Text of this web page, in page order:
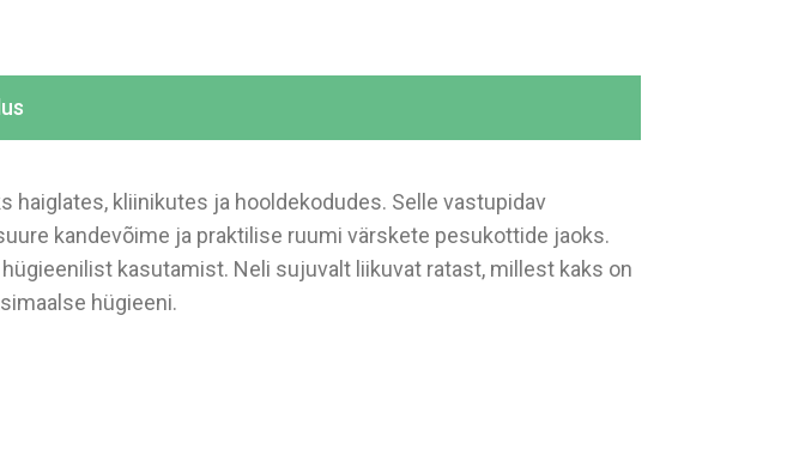
kliinikutes ja hooldekodudes. Selle vastupidav
kandevõime ja praktilise ruumi värskete pesukottide jaoks.
kasutamist. Neli sujuvalt liikuvat ratast, millest kaks on
hügieeni.